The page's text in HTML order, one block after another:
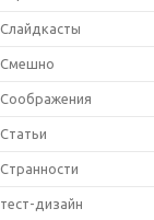
Слайдкасты
Смешно
Соображения
Статьи
Странности
тест-дизайн